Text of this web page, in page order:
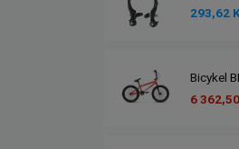
293,62
Bicykel
6